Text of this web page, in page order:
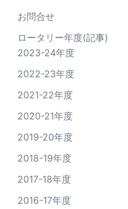
お問合せ
ロータリー年度(記事)
2023-24年度
2022-23年度
2021-22年度
2020-21年度
2019-20年度
2018-19年度
2017-18年度
2016-17年度